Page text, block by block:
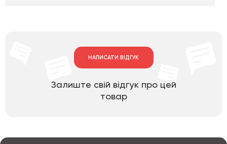
НАПИСАТИ ВІДГУК
Залиште свій відгук про цей
товар